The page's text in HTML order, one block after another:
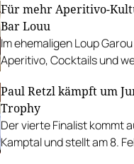
Für mehr Aperitivo-
Bar Louu
Im ehemaligen Loup
Aperitivo, Cocktails und
Paul Retzl kämpft um
Trophy
Der vierte Finalist kommt
Kamptal und stellt am 8.